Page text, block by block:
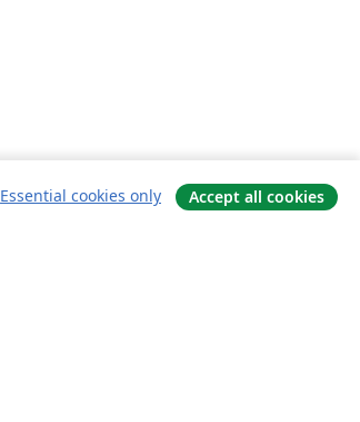
Essential cookies only Accept all cookies